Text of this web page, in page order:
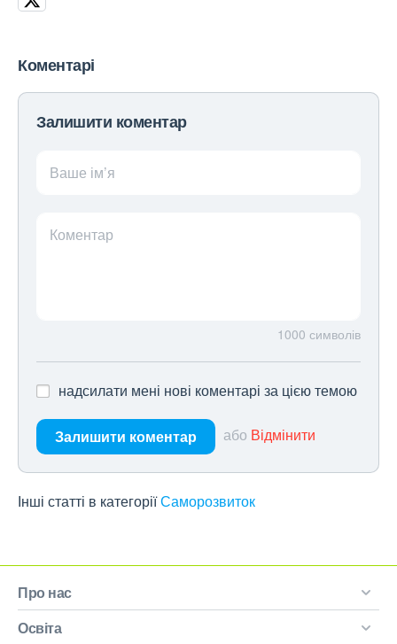
Коментарі
Залишити коментар
Ваше ім’я
Коментар
1000 символів
надсилати мені нові коментарі за цією темою
Залишити коментар або Відмінити
Інші статті в категоріїСаморозвиток
Про нас
Освіта